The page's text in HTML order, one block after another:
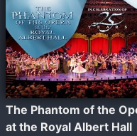
The Phantom of the
at the Royal Albert Hall